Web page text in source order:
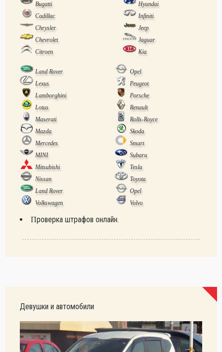
Bugatti
Hyundai
Cadillac
Infiniti
Chrysler
Jeep
Chevrolet
Jaguar
Citroen
Kia
Land Rover
Opel
Lexus
Peugeot
Lamborghini
Porsche
Lotus
Renault
Maserati
Rolls-Royce
Mazda
Skoda
Mercedes
Smart
MINI
Subaru
Mitsubishi
Tesla
Nissan
Toyota
Land Rover
Opel
Volkswagen
Volvo
Проверка штрафов онлайн.
Девушки и автомобили